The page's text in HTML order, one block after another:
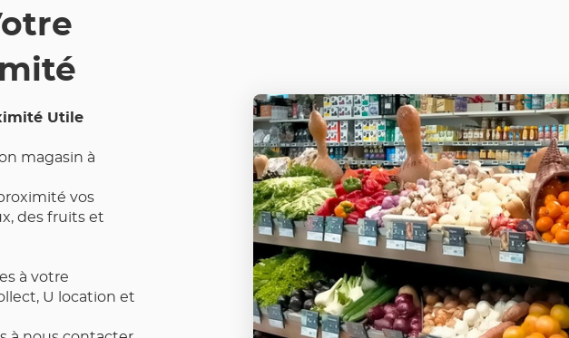
Utile
magasin à
vos
des fruits et
à votre
U location et